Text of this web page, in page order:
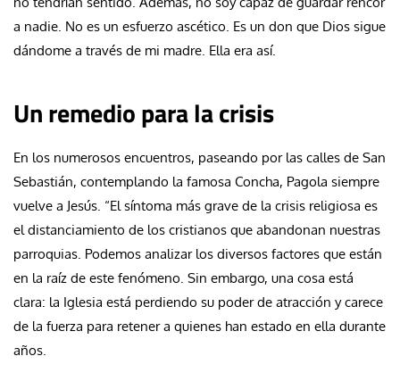
a nadie. No es un esfuerzo ascético. Es un don que Dios sigue
dándome a través de mi madre. Ella era así.
Un remedio para la crisis
En los numerosos encuentros, paseando por las calles de San
Sebastián, contemplando la famosa Concha, Pagola siempre
vuelve a Jesús. “El síntoma más grave de la crisis religiosa es
el distanciamiento de los cristianos que abandonan nuestras
parroquias. Podemos analizar los diversos factores que están
en la raíz de este fenómeno. Sin embargo, una cosa está
clara: la Iglesia está perdiendo su poder de atracción y carece
de la fuerza para retener a quienes han estado en ella durante
años.